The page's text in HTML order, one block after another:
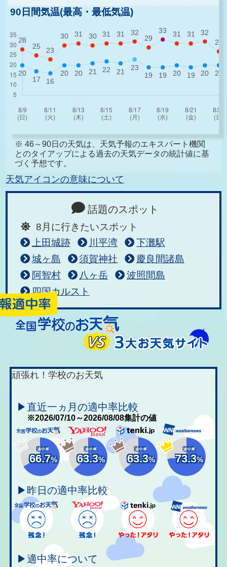
90日間気温(最高・最低気温)
※ 46～90日の天気は、天気予報のエキスパート機関
とのタイアップによる過去の天気データの統計値に基
づく予想です。
天気アイコンの意味について
話題のスポット
8月に行きたいスポット
上田城跡
川平湾
下灘駅
城ヶ島
須賀神社
慶良間諸島
阿智村
八ヶ岳
波照間島
四国カルスト
頑張れ！学校のお天気
▶直近一ヵ月の適中率比較
※2026/07/10～2026/08/08集計の値
適中率
66.7%
適中率
63.3%
適中率
63.3%
適中率
73.3%
▶昨日の適中率比較
▶適中率について